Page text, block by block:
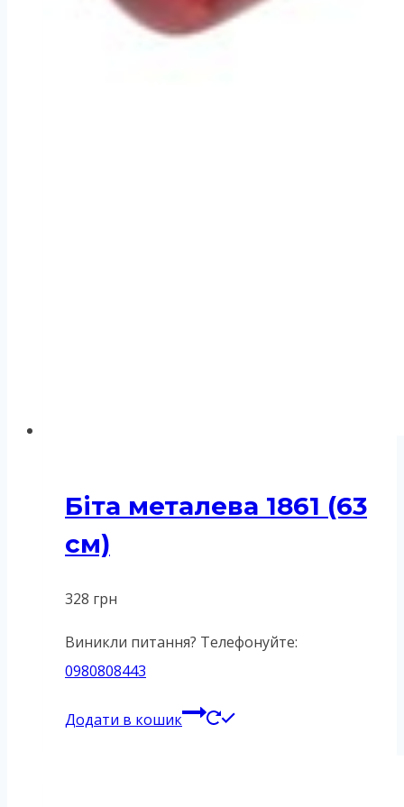
Біта металева 1861 (63
см)
328 грн
Виникли питання? Телефонуйте:
0980808443
Додати в кошик